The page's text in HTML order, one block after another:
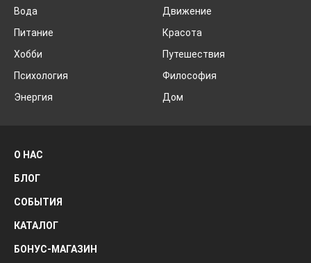
Вода
Движение
Питание
Красота
Хобби
Путешествия
Психология
Философия
Энергия
Дом
О НАС
БЛОГ
СОБЫТИЯ
КАТАЛОГ
БОНУС-МАГАЗИН